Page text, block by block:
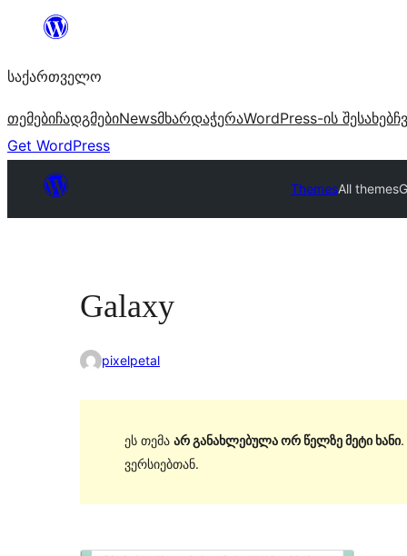
შიგთავსზე
საქართველო
თემებიჩადგმებიNewsმხარდაჭერაWordPress-ის შესახებ
Get WordPress
ThemesAll themes
Galaxy
pixelpetal
ეს თემა არ განახლებულა ორ წელზე მეტი ხანი.
ვერსიებთან.